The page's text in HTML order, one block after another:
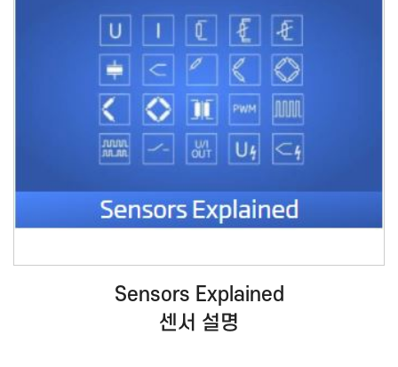
Sensors Explained
센서 설명